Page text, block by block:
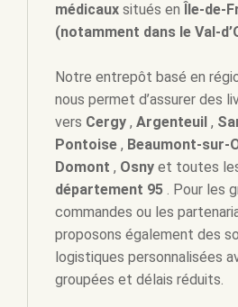
médicaux situés en Île-de-
(notamment dans le Val-
Notre entrepôt basé en
nous permet d’assurer des
vers Cergy , Argenteuil ,
Pontoise , Beaumont-sur-
Domont , Osny et toutes
département 95 . Pour les
commandes ou les
proposons également des
logistiques personnalisées
groupées et délais réduits.